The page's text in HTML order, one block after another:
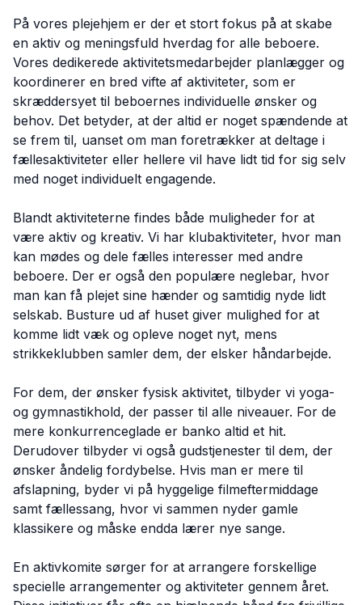
På vores plejehjem er der et stort fokus på at skabe
en aktiv og meningsfuld hverdag for alle beboere.
Vores dedikerede aktivitetsmedarbejder planlægger og
koordinerer en bred vifte af aktiviteter, som er
skræddersyet til beboernes individuelle ønsker og
behov. Det betyder, at der altid er noget spændende at
se frem til, uanset om man foretrækker at deltage i
fællesaktiviteter eller hellere vil have lidt tid for sig selv
med noget individuelt engagende.
Blandt aktiviteterne findes både muligheder for at
være aktiv og kreativ. Vi har klubaktiviteter, hvor man
kan mødes og dele fælles interesser med andre
beboere. Der er også den populære neglebar, hvor
man kan få plejet sine hænder og samtidig nyde lidt
selskab. Busture ud af huset giver mulighed for at
komme lidt væk og opleve noget nyt, mens
strikkeklubben samler dem, der elsker håndarbejde.
For dem, der ønsker fysisk aktivitet, tilbyder vi yoga-
og gymnastikhold, der passer til alle niveauer. For de
mere konkurrenceglade er banko altid et hit.
Derudover tilbyder vi også gudstjenester til dem, der
ønsker åndelig fordybelse. Hvis man er mere til
afslapning, byder vi på hyggelige filmeftermiddage
samt fællessang, hvor vi sammen nyder gamle
klassikere og måske endda lærer nye sange.
En aktivkomite sørger for at arrangere forskellige
specielle arrangementer og aktiviteter gennem året.